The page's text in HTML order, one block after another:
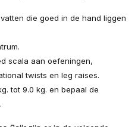
die goed in de hand liggen
scala aan oefeningen,
twists en leg raises.
tot 9.0 kg. en bepaal de